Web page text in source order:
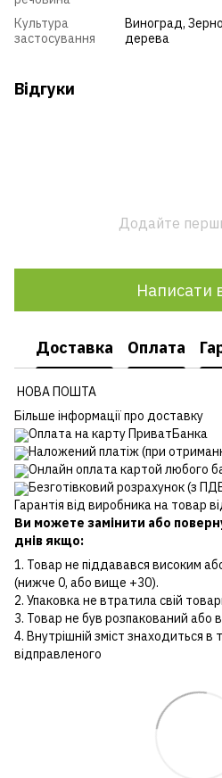
Культура
застосування
Виноград,
дерева
Відгуки
Додайте
Написати
Доставка Оплата
НОВА ПОШТА
Більше інформації про доставку
Оплата на карту ПриватБанка
Наложений платіж (при
Онлайн оплата картой любого
Безготівковий розрахунок (з
Гарантія від виробника на товар
Ви можете замінити або
днів якщо:
1. Товар не піддавався високим
(нижче 0, або вище +30).
2. Упаковка не втратила свій
3. Товар не був розпакований або
4. Внутрішній зміст знаходиться в
відправленого